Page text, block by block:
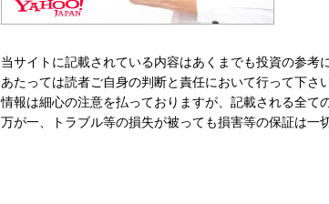
当サイトに記載されている内容はあくまでも投資の参考
あたっては読者ご自身の判断と責任において行って下さ
情報は細心の注意を払っておりますが、記載される全て
万が一、トラブル等の損失が被っても損害等の保証は一